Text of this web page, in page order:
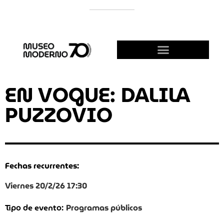
EN VOGUE: DALILA
PUZZOVIO
Fechas recurrentes:
Viernes 20/2/26 17:30
Tipo de evento: Programas públicos